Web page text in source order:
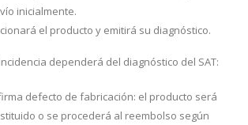
inicialmente.
el producto y emitirá su diagnóstico.
dependerá del diagnóstico del SAT:
defecto de fabricación: el producto será
o se procederá al reembolso según